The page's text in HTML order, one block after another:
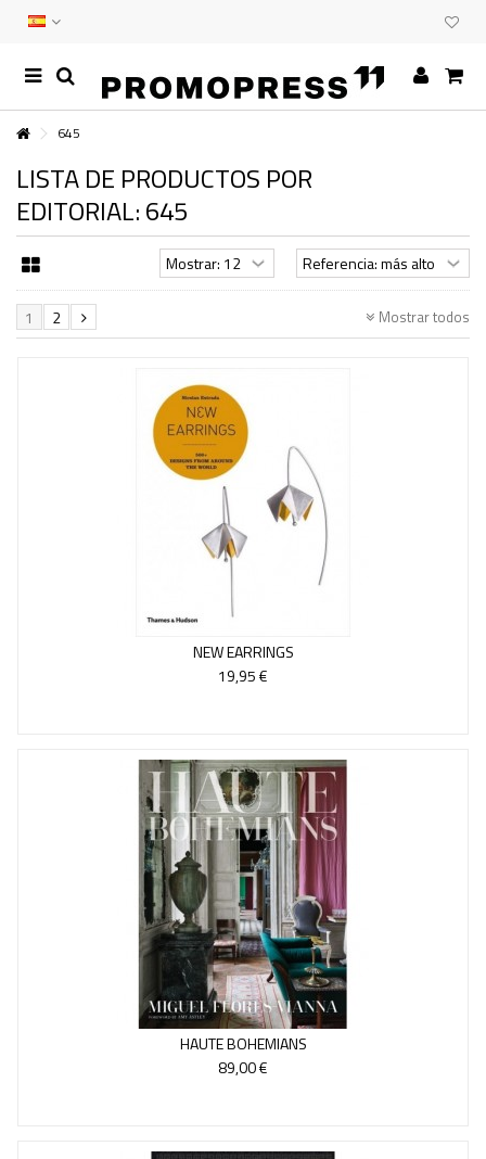
645
LISTA DE PRODUCTOS POR
EDITORIAL: 645
Mostrar todos
1 2
NEW EARRINGS
19,95 €
HAUTE BOHEMIANS
89,00 €